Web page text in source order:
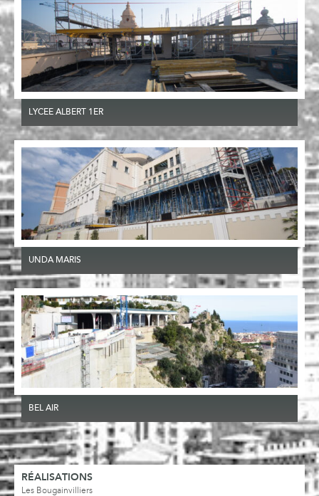
LYCEE ALBERT 1ER
UNDA MARIS
BEL AIR
RÉALISATIONS
Les Bougainvilliers